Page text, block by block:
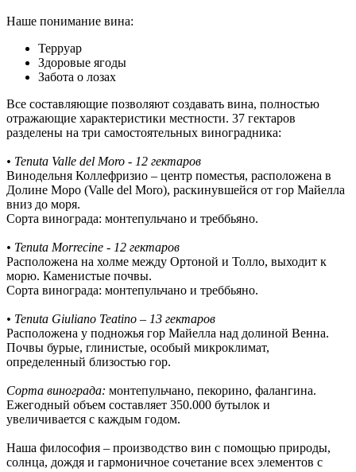
Наше понимание вина:
Терруар
Здоровые ягоды
Забота о лозах
Все составляющие позволяют создавать вина, полностью
отражающие характеристики местности. 37 гектаров
разделены на три самостоятельных виноградника:
• Tenuta Valle del Moro - 12 гектаров
Винодельня Коллефризио – центр поместья, расположена в
Долине Моро (Valle del Moro), раскинувшейся от гор Майелла
вниз до моря.
Сорта винограда: монтепульчано и треббьяно.
• Tenuta Morrecine - 12 гектаров
Расположена на холме между Ортоной и Толло, выходит к
морю. Каменистые почвы.
Сорта винограда: монтепульчано и треббьяно.
• Tenuta Giuliano Teatino – 13 гектаров
Расположена у подножья гор Майелла над долиной Венна.
Почвы бурые, глинистые, особый микроклимат,
определенный близостью гор.
Сорта винограда: монтепульчано, пекорино, фалангина.
Ежегодный объем составляет 350.000 бутылок и
увеличивается с каждым годом.
Наша философия – производство вин с помощью природы,
солнца, дождя и гармоничное сочетание всех элементов с